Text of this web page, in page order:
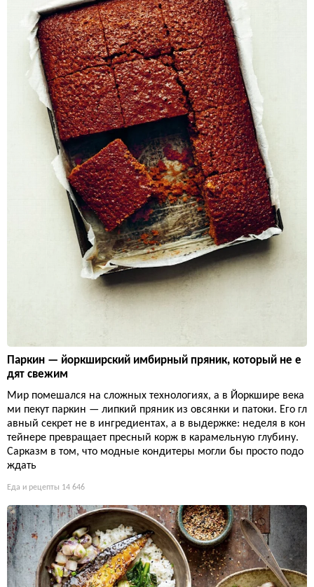
Паркин — йоркширский имбирный пряник, который не е
дят свежим
Мир помешался на сложных технологиях, а в Йоркшире века
ми пекут паркин — липкий пряник из овсянки и патоки. Его гл
авный секрет не в ингредиентах, а в выдержке: неделя в кон
тейнере превращает пресный корж в карамельную глубину.
Сарказм в том, что модные кондитеры могли бы просто подо
ждать
Еда и рецепты 14 646